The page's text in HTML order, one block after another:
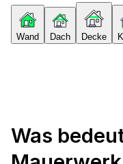
Wand Dach Decke
Was